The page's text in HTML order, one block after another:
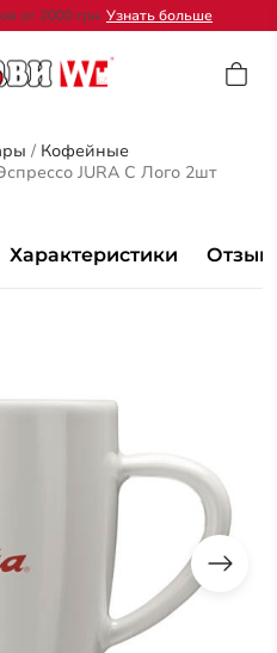
от 2000 грн. Узнать больше
/ Кофейные
JURA C Лого 2шт
Характеристики